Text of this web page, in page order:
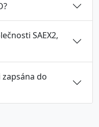
SAEX2,
zapsána do